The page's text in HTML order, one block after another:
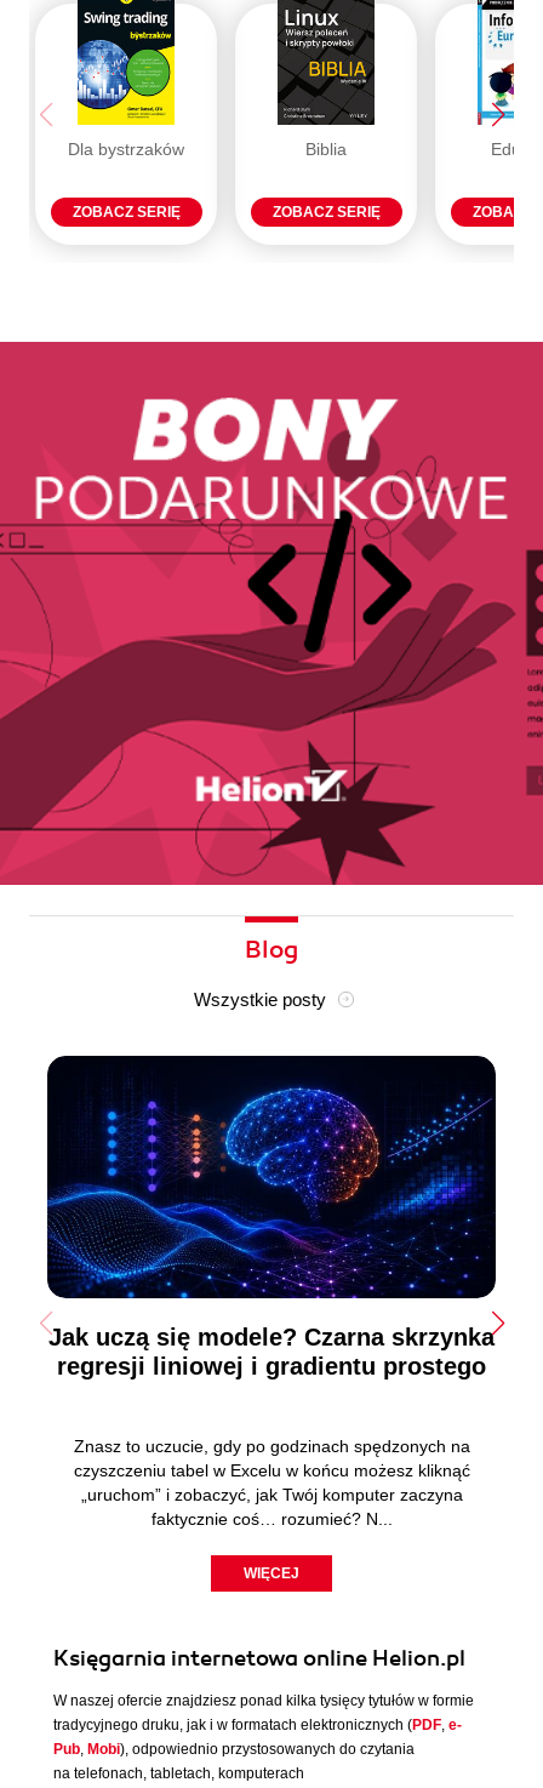
Dla bystrzaków
ZOBACZ SERIĘ
Biblia
ZOBACZ SERIĘ ZOBACZ
Blog
Wszystkie posty
Jak uczą się modele? Czarna skrzynka
regresji liniowej i gradientu prostego
Znasz to uczucie, gdy po godzinach spędzonych na
czyszczeniu tabel w Excelu w końcu możesz kliknąć
„uruchom” i zobaczyć, jak Twój komputer zaczyna
faktycznie coś… rozumieć? N...
WIĘCEJ
Księgarnia internetowa online Helion.pl
W naszej ofercie znajdziesz ponad kilka tysięcy tytułów w formie
tradycyjnego druku, jak i w formatach elektronicznych (PDF, e-
Pub, Mobi), odpowiednio przystosowanych do czytania
na telefonach, tabletach, komputerach